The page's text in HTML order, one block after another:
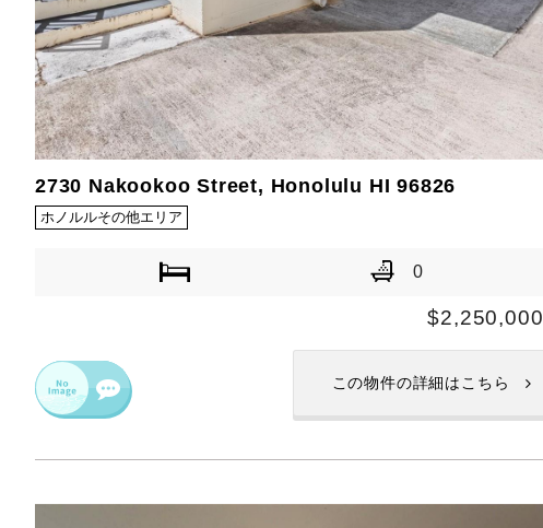
2730 Nakookoo Street, Honolulu HI 96826
ホノルルその他エリア
0
$2,250,000
この物件の詳細はこちら